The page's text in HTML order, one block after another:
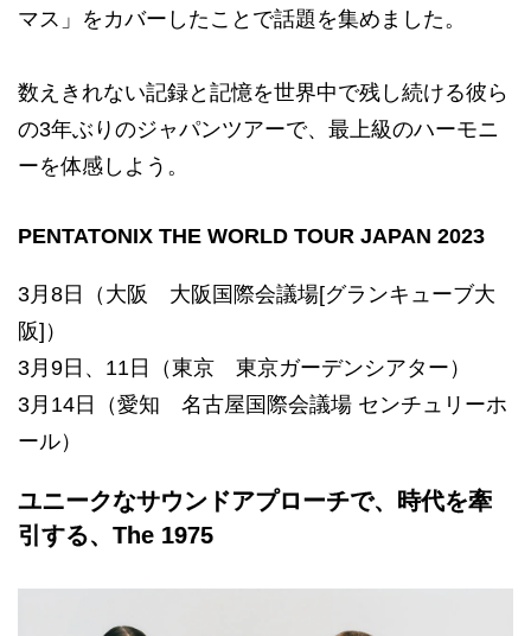
マス」をカバーしたことで話題を集めました。
数えきれない記録と記憶を世界中で残し続ける彼ら
の3年ぶりのジャパンツアーで、最上級のハーモニ
ーを体感しよう。
PENTATONIX THE WORLD TOUR JAPAN 2023
3月8日（大阪 大阪国際会議場[グランキューブ大
阪]）
3月9日、11日（東京 東京ガーデンシアター）
3月14日（愛知 名古屋国際会議場 センチュリーホ
ール）
ユニークなサウンドアプローチで、時代を牽
引する、The 1975